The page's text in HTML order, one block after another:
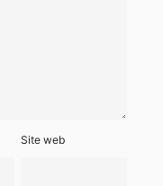
Site web